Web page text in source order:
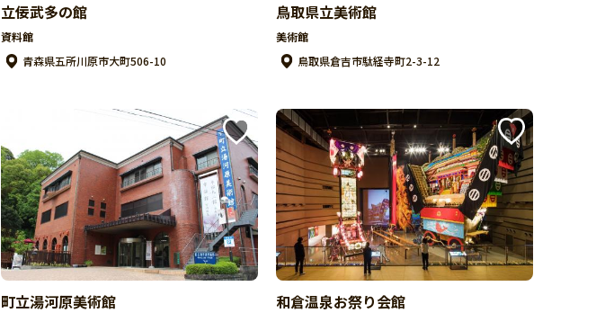
立佞武多の館
資料館
青森県五所川原市大町506-10
鳥取県立美術館
美術館
鳥取県倉吉市駄経寺町2-3-12
町立湯河原美術館 和倉温泉お祭り会館